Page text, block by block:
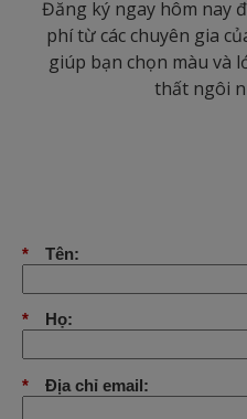
Đăng ký ngay hôm nay
phí từ các chuyên gia
giúp bạn chọn màu và
thất ngôi